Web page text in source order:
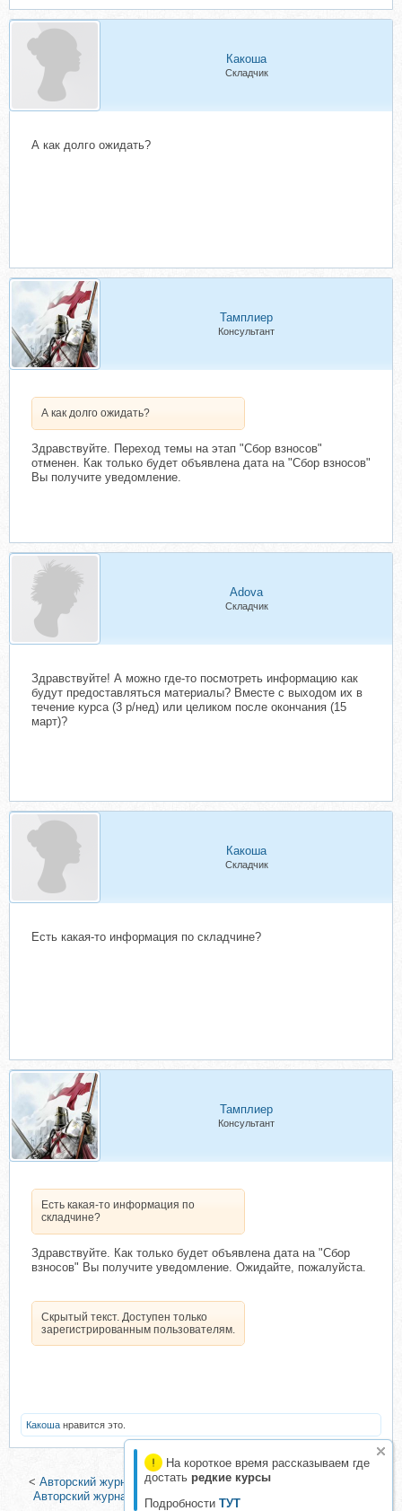
На короткое время рассказываем где
достать редкие курсы
Подробности ТУТ
Какоша
Складчик
А как долго ожидать?
Тамплиер
Консультант
А как долго ожидать?
Здравствуйте. Переход темы на этап "Сбор взносов"
отменен. Как только будет объявлена дата на "Сбор взносов"
Вы получите уведомление.
Adova
Складчик
Здравствуйте! А можно где-то посмотреть информацию как
будут предоставляться материалы? Вместе с выходом их в
течение курса (3 р/нед) или целиком после окончания (15
март)?
Какоша
Складчик
Есть какая-то информация по складчине?
Тамплиер
Консультант
Есть какая-то информация по
складчине?
Здравствуйте. Как только будет объявлена дата на "Сбор
взносов" Вы получите уведомление. Ожидайте, пожалуйста.
Скрытый текст. Доступен только
зарегистрированным пользователям.
Какоша нравится это.
< Авторский журнал «Полли». Февраль 2026 (Полли Рыжова)
Авторский журнал «Полли». Декабрь 2025 (Полли Рыжова)